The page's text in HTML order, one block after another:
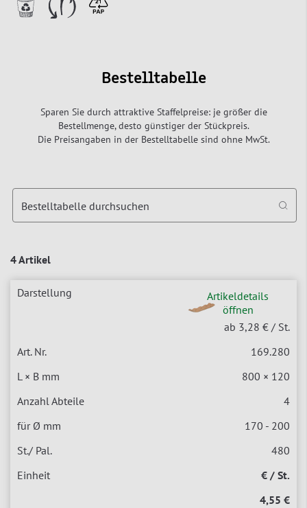
Bestelltabelle
Sparen Sie durch attraktive Staffelpreise: je größer die
Bestellmenge, desto günstiger der Stückpreis.
Die Preisangaben in der Bestelltabelle sind ohne MwSt.
4 Artikel
Bestelltabelle durchsuchen
Artikeldetails
öffnen
ab 3,28 € / St.
169.280
800 × 120
4
170 - 200
480
€ / St.
4,55 €